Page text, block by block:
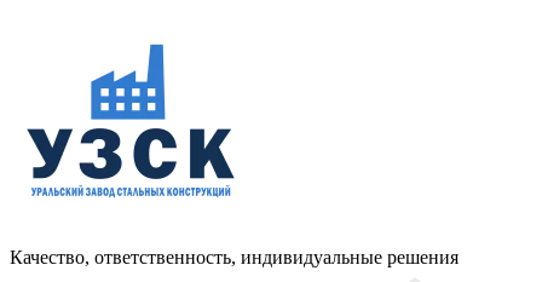
Качество, ответственность, индивидуальные решения